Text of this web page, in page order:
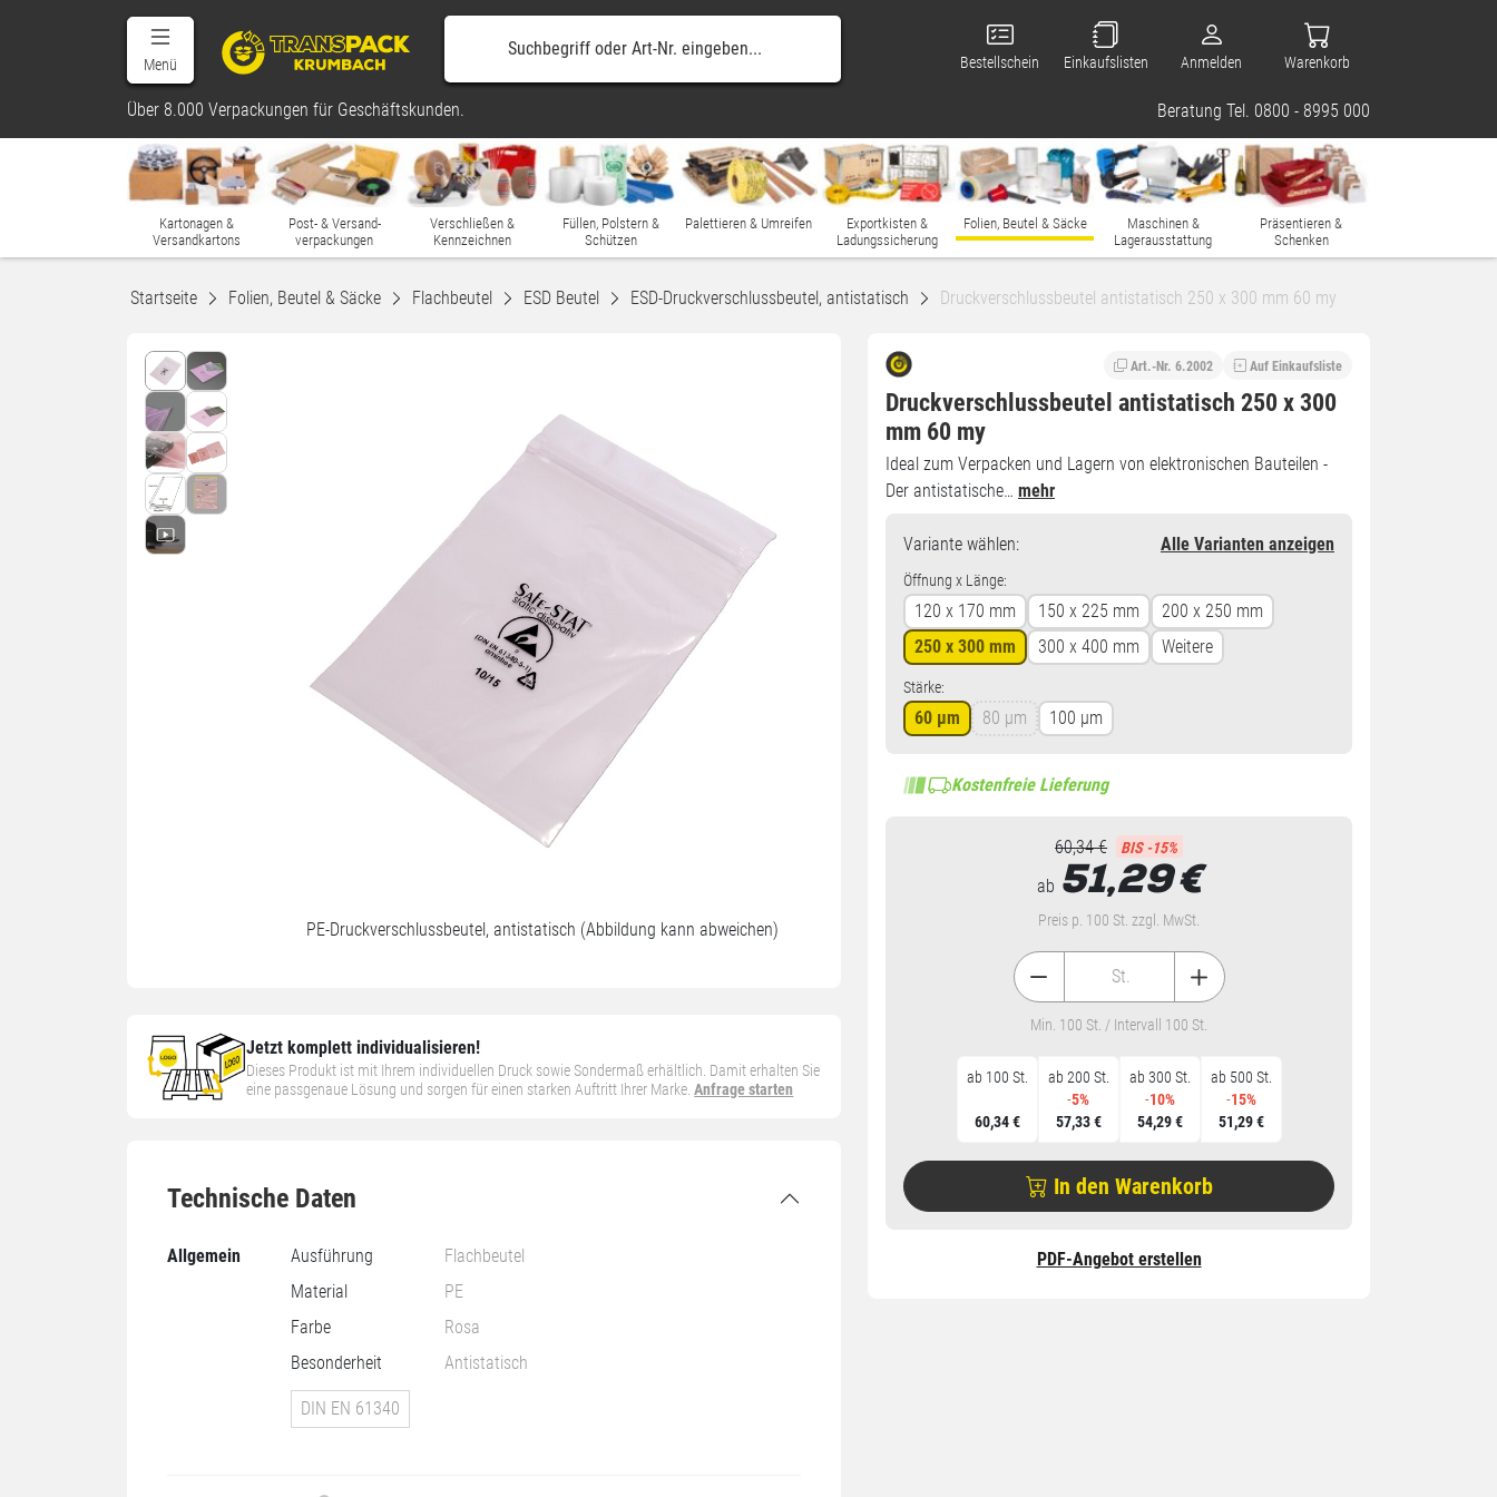
Menü Bestellschein Einkaufslisten Anmelden Warenkorb
Über 8.000 Verpackungen für Geschäftskunden. Beratung Tel. 0800 - 8995 000
Kartonagen &
Versandkartons
Post- & Versand-
verpackungen
Verschließen &
Kennzeichnen
Füllen, Polstern &
Schützen
Palettieren & Umreifen
Exportkisten &
Ladungssicherung
Folien, Beutel & Säcke
Maschinen &
Lagerausstattung
Präsentieren &
Schenken
Startseite Folien, Beutel & Säcke Flachbeutel ESD Beutel ESD-Druckverschlussbeutel, antistatisch Druckverschlussbeutel antistatisch 250 x 300 mm 60 my
PE-Druckverschlussbeutel, antistatisch (Abbildung kann abweichen)
Jetzt komplett individualisieren!
Dieses Produkt ist mit Ihrem individuellen Druck sowie Sondermaß erhältlich. Damit erhalten Sie
eine passgenaue Lösung und sorgen für einen starken Auftritt Ihrer Marke.Anfrage starten
Technische Daten
Allgemein Ausführung
Flachbeutel
Material
PE
Farbe
Rosa
Besonderheit
Antistatisch
DIN EN 61340
Art.-Nr. 6.2002 Auf Einkaufsliste
Druckverschlussbeutel antistatisch 250 x 300
mm 60 my
Ideal zum Verpacken und Lagern von elektronischen Bauteilen -
Der antistatische… mehr
Variante wählen: Alle Varianten anzeigen
Öffnung x Länge:
120 x 170 mm 150 x 225 mm
200 x 250 mm
250 x 300 mm
300 x 400 mm Weitere
Stärke:
60 µm 80 µm 100 µm
Kostenfreie Lieferung
60,34 € BIS -15%
ab 51,29 €
Preis p. 100 St. zzgl. MwSt.
ab 100 St.
60,34 €
ab 200 St.
-5%
57,33 €
ab 300 St.
-10%
54,29 €
ab 500 St.
-15%
51,29 €
St.
Min. 100 St. / Intervall 100 St.
In den Warenkorb
PDF-Angebot erstellen